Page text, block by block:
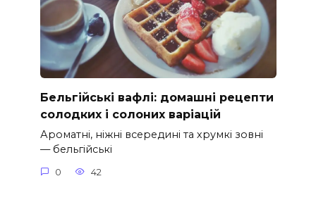
Бельгійські вафлі: домашні рецепти
солодких і солоних варіацій
Ароматні, ніжні всередині та хрумкі зовні
— бельгійські
0 42